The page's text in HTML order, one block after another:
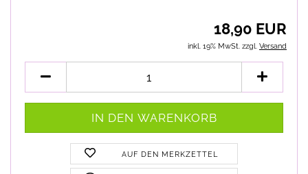
18,90 EUR
inkl. 19% MwSt. zzgl. Versand
AUF DEN MERKZETTEL